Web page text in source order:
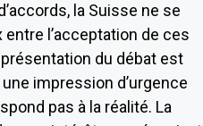
la Suisse ne se
l’acceptation de ces
du débat est
impression d’urgence
pas à la réalité. La